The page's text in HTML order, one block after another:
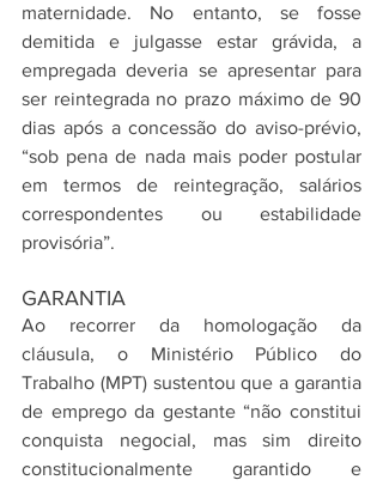
maternidade. No entanto, se fosse
demitida e julgasse estar grávida, a
empregada deveria se apresentar para
ser reintegrada no prazo máximo de 90
dias após a concessão do aviso-prévio,
“sob pena de nada mais poder postular
em termos de reintegração, salários
correspondentes ou estabilidade
provisória”.
GARANTIA
Ao recorrer da homologação da
cláusula, o Ministério Público do
Trabalho (MPT) sustentou que a garantia
de emprego da gestante “não constitui
conquista negocial, mas sim direito
constitucionalmente garantido e